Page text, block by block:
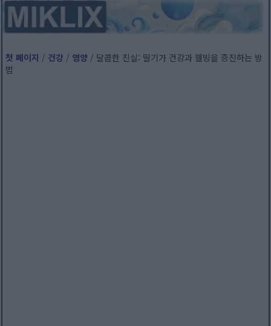
첫 페이지 / 건강 / 영양 / 달콤한 진실: 딸기가 건강과 웰빙을 증진하는 방
법